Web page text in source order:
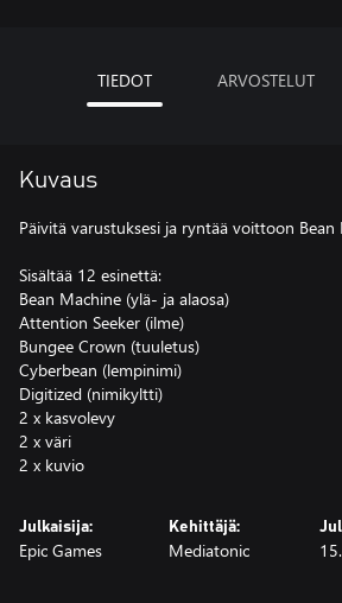
TIEDOT ARVOSTELUT
Kuvaus
Päivitä varustuksesi ja ryntää voittoon Bean
Sisältää 12 esinettä:
Bean Machine (ylä- ja alaosa)
Attention Seeker (ilme)
Bungee Crown (tuuletus)
Cyberbean (lempinimi)
Digitized (nimikyltti)
2 x kasvolevy
2 x väri
2 x kuvio
Julkaisija:
Epic Games
Kehittäjä:
Mediatonic